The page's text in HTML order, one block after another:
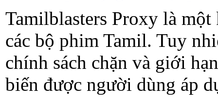
Tamilblasters Proxy là
các bộ phim Tamil. Tuy
chính sách chặn và giới
biến được người dùng áp